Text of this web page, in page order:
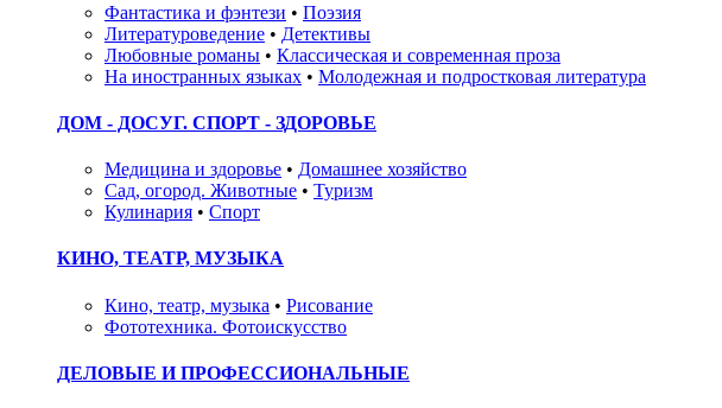
Фантастика и фэнтези • Поэзия
Литературоведение • Детективы
Любовные романы • Классическая и современная проза
На иностранных языках • Молодежная и подростковая литература
ДОМ - ДОСУГ. СПОРТ - ЗДОРОВЬЕ
Медицина и здоровье • Домашнее хозяйство
Сад, огород. Животные • Туризм
Кулинария • Спорт
КИНО, ТЕАТР, МУЗЫКА
Кино, театр, музыка • Рисование
Фототехника. Фотоискусство
ДЕЛОВЫЕ И ПРОФЕССИОНАЛЬНЫЕ